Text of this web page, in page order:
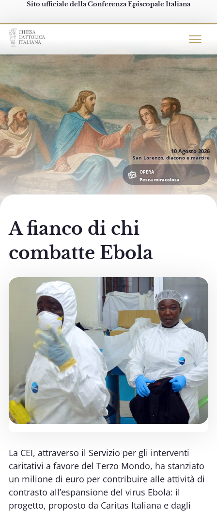
Sito ufficiale della Conferenza Episcopale Italiana
Chiesacattolica.it
10 Agosto 2026
San Lorenzo, diacono e martire
OPERA
Pesca miracolosa
A fianco di chi
combatte Ebola
La CEI, attraverso il Servizio per gli interventi
caritativi a favore del Terzo Mondo, ha stanziato
un milione di euro per contribuire alle attività di
contrasto all’espansione del virus Ebola: il
progetto, proposto da Caritas Italiana e dagli